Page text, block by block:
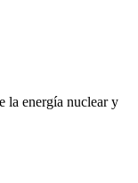
la energía nuclear y